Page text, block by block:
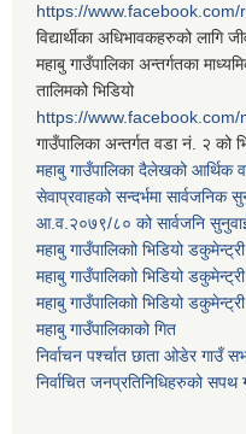
https://
विद्यार्थीका अधिभावकहरुको लागि
महाबु गाउँपालिका अन्तर्गतका
तालिमको भिडियो
https://
गाउँपालिका अन्तर्गत वडा नं. २ को
महाबु गाउँपालिका दैलेखको आर्थिक
सेवाप्रवाहको सन्दर्भमा
आ.व.२०७९/८० को सार्वजनि
महाबु गाउँपालिकाो भिडियो डकुमेन्ट्री
महाबु गाउँपालिकाो भिडियो डकुमेन्ट्री
महाबु गाउँपालिकाो भिडियो डकुमेन्ट्री
महाबु गाउँपालिकाको गित
निर्वाचन पर्श्चात छाता ओडेर गाउँ
निर्वाचित जनप्रतिनिधिहरुको